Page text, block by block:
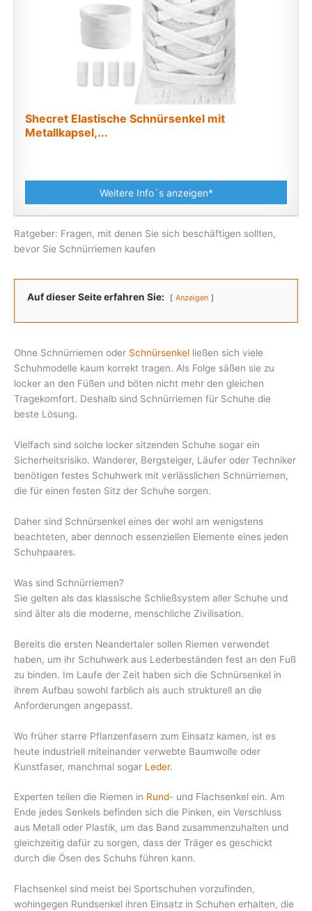
Shecret Elastische Schnürsenkel mit
Metallkapsel,...
Weitere Info´s anzeigen*
Ratgeber: Fragen, mit denen Sie sich beschäftigen sollten,
bevor Sie Schnürriemen kaufen
Auf dieser Seite erfahren Sie: Anzeigen
Ohne Schnürriemen oder Schnürsenkel ließen sich viele
Schuhmodelle kaum korrekt tragen. Als Folge säßen sie zu
locker an den Füßen und böten nicht mehr den gleichen
Tragekomfort. Deshalb sind Schnürriemen für Schuhe die
beste Lösung.
Vielfach sind solche locker sitzenden Schuhe sogar ein
Sicherheitsrisiko. Wanderer, Bergsteiger, Läufer oder Techniker
benötigen festes Schuhwerk mit verlässlichen Schnürriemen,
die für einen festen Sitz der Schuhe sorgen.
Daher sind Schnürsenkel eines der wohl am wenigstens
beachteten, aber dennoch essenziellen Elemente eines jeden
Schuhpaares.
Was sind Schnürriemen?
Sie gelten als das klassische Schließsystem aller Schuhe und
sind älter als die moderne, menschliche Zivilisation.
Bereits die ersten Neandertaler sollen Riemen verwendet
haben, um ihr Schuhwerk aus Lederbeständen fest an den Fuß
zu binden. Im Laufe der Zeit haben sich die Schnürsenkel in
ihrem Aufbau sowohl farblich als auch strukturell an die
Anforderungen angepasst.
Wo früher starre Pflanzenfasern zum Einsatz kamen, ist es
heute industriell miteinander verwebte Baumwolle oder
Kunstfaser, manchmal sogar Leder.
Experten teilen die Riemen in Rund- und Flachsenkel ein. Am
Ende jedes Senkels befinden sich die Pinken, ein Verschluss
aus Metall oder Plastik, um das Band zusammenzuhalten und
gleichzeitig dafür zu sorgen, dass der Träger es geschickt
durch die Ösen des Schuhs führen kann.
Flachsenkel sind meist bei Sportschuhen vorzufinden,
wohingegen Rundsenkel ihren Einsatz in Schuhen erhalten, die